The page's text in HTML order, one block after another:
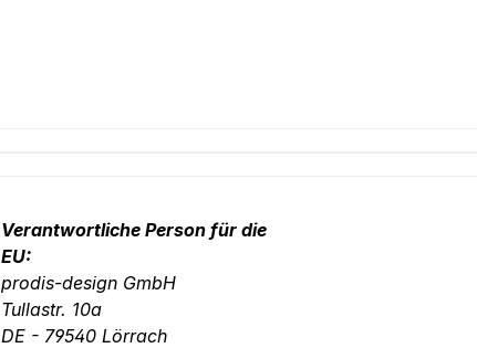
Verantwortliche Person für die
EU:
prodis-design GmbH
Tullastr. 10a
DE - 79540 Lörrach